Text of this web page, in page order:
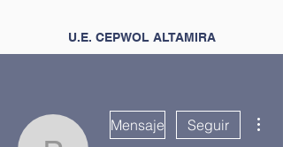
U.E. CEPWOL ALTAMIRA
Mensaje Seguir